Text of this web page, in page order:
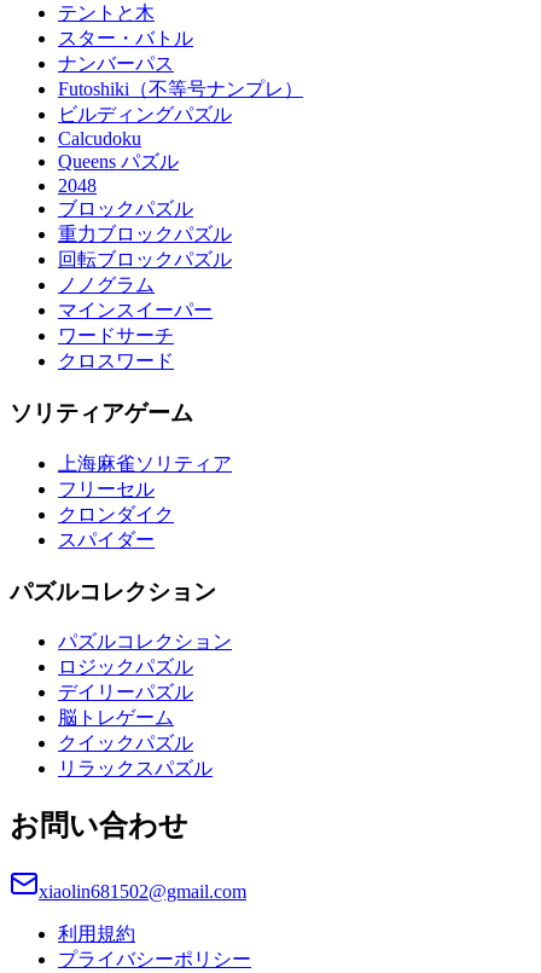
テントと木
スター・バトル
ナンバーパス
Futoshiki（不等号ナンプレ）
ビルディングパズル
Calcudoku
Queens パズル
2048
ブロックパズル
重力ブロックパズル
回転ブロックパズル
ノノグラム
マインスイーパー
ワードサーチ
クロスワード
ソリティアゲーム
上海麻雀ソリティア
フリーセル
クロンダイク
スパイダー
パズルコレクション
パズルコレクション
ロジックパズル
デイリーパズル
脳トレゲーム
クイックパズル
リラックスパズル
お問い合わせ
xiaolin681502@gmail.com
利用規約
プライバシーポリシー